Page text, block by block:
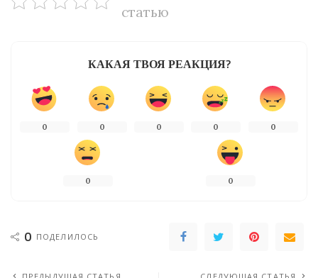
статью
КАКАЯ ТВОЯ РЕАКЦИЯ?
0 0 0 0 0
0 0
0 ПОДЕЛИЛОСЬ